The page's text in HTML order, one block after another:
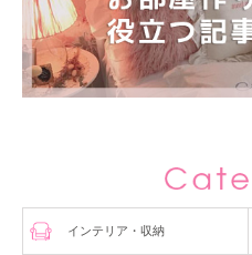
インテリア・収納